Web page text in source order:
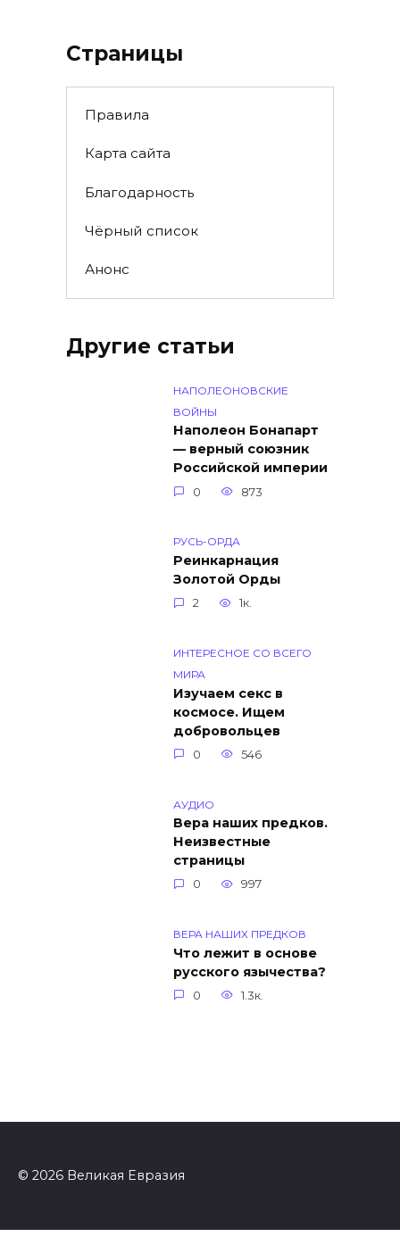
Страницы
Правила
Карта сайта
Благодарность
Чёрный список
Анонс
Другие статьи
НАПОЛЕОНОВСКИЕ
ВОЙНЫ
Наполеон Бонапарт
— верный союзник
Российской империи
0 873
РУСЬ-ОРДА
Реинкарнация
Золотой Орды
2 1к.
ИНТЕРЕСНОЕ СО ВСЕГО
МИРА
Изучаем секс в
космосе. Ищем
добровольцев
0 546
АУДИО
Вера наших предков.
Неизвестные
страницы
0 997
ВЕРА НАШИХ ПРЕДКОВ
Что лежит в основе
русского язычества?
0 1.3к.
© 2026 Великая Евразия